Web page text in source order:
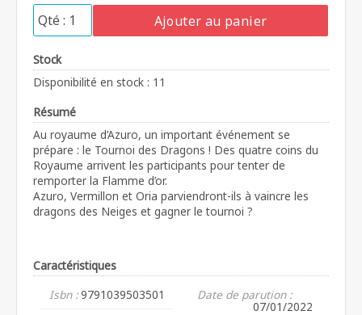
Ajouter au panier
Stock
Disponibilité en stock : 11
Résumé
Au royaume d’Azuro, un important événement se
prépare : le Tournoi des Dragons ! Des quatre coins du
Royaume arrivent les participants pour tenter de
remporter la Flamme d’or.
Azuro, Vermillon et Oria parviendront-ils à vaincre les
dragons des Neiges et gagner le tournoi ?
Caractéristiques
Isbn :9791039503501
Date de parution :
07/01/2022